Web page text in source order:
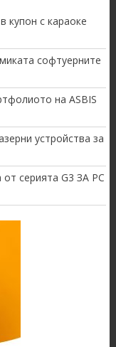
купон с караоке
софтуерните
на ASBIS
устройства за
серията G3 ЗА PC